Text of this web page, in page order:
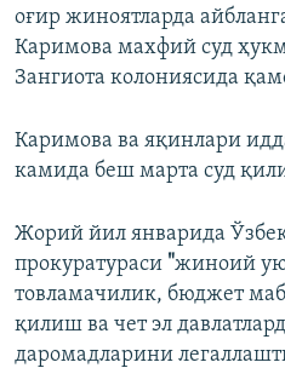
оғир жиноятларда
Каримова махфий суд
Зангиота колониясида
Каримова ва яқинлари
камида беш марта суд
Жорий йил январида
прокуратураси "жиноий
товламачилик, бюджет
қилиш ва чет эл
даромадларини